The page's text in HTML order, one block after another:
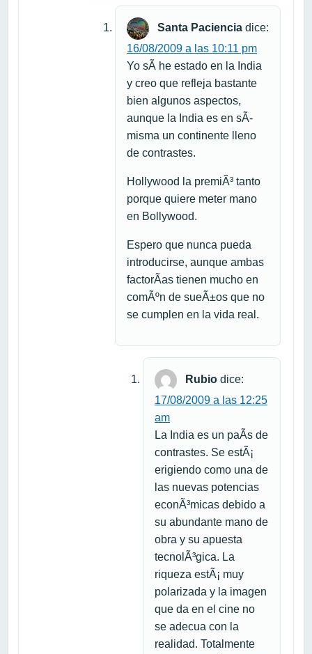
Santa Paciencia dice:
16/08/2009 a las 10:11 pm
Yo sÃ­ he estado en la India
y creo que refleja bastante
bien algunos aspectos,
aunque la India es en sÃ­
misma un continente lleno
de contrastes.
Hollywood la premiÃ³ tanto
porque quiere meter mano
en Bollywood.
Espero que nunca pueda
introducirse, aunque ambas
factorÃ­as tienen mucho en
comÃºn de sueÃ±os que no
se cumplen en la vida real.
Rubio dice:
17/08/2009 a las 12:25
am
La India es un paÃ­s de
contrastes. Se estÃ¡
erigiendo como una de
las nuevas potencias
econÃ³micas debido a
su abundante mano de
obra y su apuesta
tecnolÃ³gica. La
riqueza estÃ¡ muy
polarizada y la imagen
que da en el cine no
se adecua con la
realidad. Totalmente